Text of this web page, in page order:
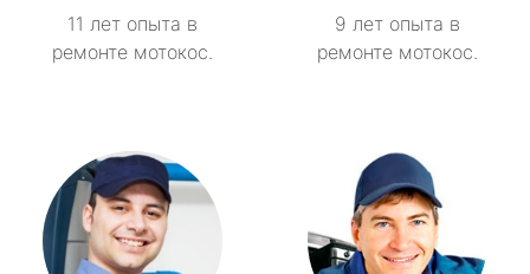
11 лет опыта в
ремонте мотокос.
9 лет опыта в
ремонте мотокос.